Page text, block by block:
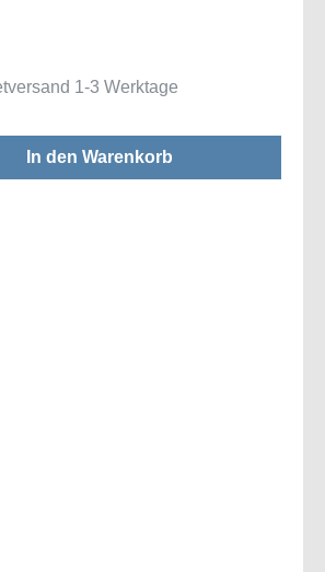
1-3 Werktage
gewünschten Wert ein
In den Warenkorb